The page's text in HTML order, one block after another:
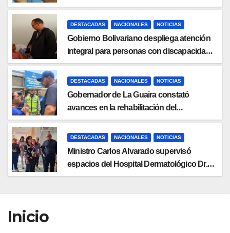
Zulia
DESTACADAS NACIONALES NOTICIAS
Gobierno Bolivariano despliega atención
integral para personas con discapacidad
en campamentos de La Guaira
DESTACADAS NACIONALES NOTICIAS
Gobernador de La Guaira constató
avances en la rehabilitación del
Hospitalito de Catia la Mar
DESTACADAS NACIONALES NOTICIAS
Ministro Carlos Alvarado supervisó
espacios del Hospital Dermatológico Dr.
Martín Vegas en La Guaira
Inicio